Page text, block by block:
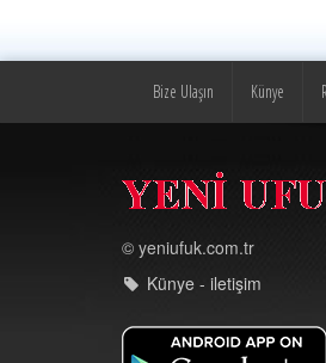
Bize Ulaşın Künye
© yeniufuk.com.tr
Künye - iletişim